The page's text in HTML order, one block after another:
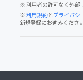
※ 利用者の許可なく外部
※利用規約とプライバシ
新規登録にお進みください